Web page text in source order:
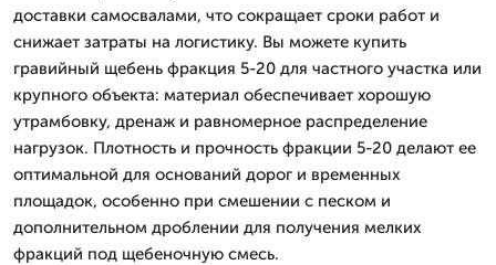
доставки самосвалами, что сокращает сроки работ и
снижает затраты на логистику. Вы можете купить
гравийный щебень фракция 5-20 для частного участка или
крупного объекта: материал обеспечивает хорошую
утрамбовку, дренаж и равномерное распределение
нагрузок. Плотность и прочность фракции 5-20 делают ее
оптимальной для оснований дорог и временных
площадок, особенно при смешении с песком и
дополнительном дроблении для получения мелких
фракций под щебеночную смесь.